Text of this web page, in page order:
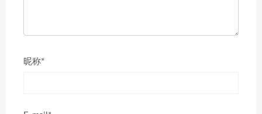
昵称*